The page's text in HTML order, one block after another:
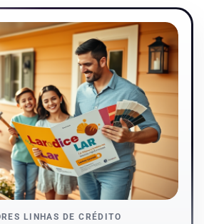
LINHAS DE CRÉDITO